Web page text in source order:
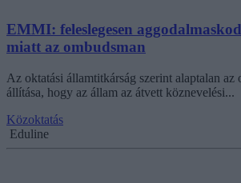
EMMI: feleslegesen
miatt az ombudsman
Az oktatási államtitkárság szerint alaptalan az
állítása, hogy az állam az átvett köznevelési...
Közoktatás
Eduline